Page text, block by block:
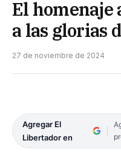
El homenaje
a las glorias
27 de noviembre de 2024
Agregar El
Libertador en